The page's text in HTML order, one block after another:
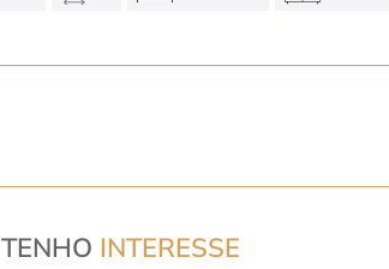
TENHO INTERESSE